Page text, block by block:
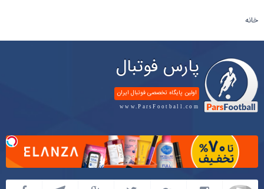
خانه
پارس فوتبال
اولین پایگاه تخصصی فوتبال ایران
www.ParsFootball.com